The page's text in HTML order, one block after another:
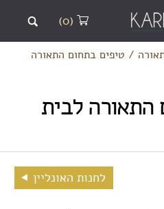
(0)
/ טיפים בתחום התאורה
התאורה לבית
לחנות האונליין